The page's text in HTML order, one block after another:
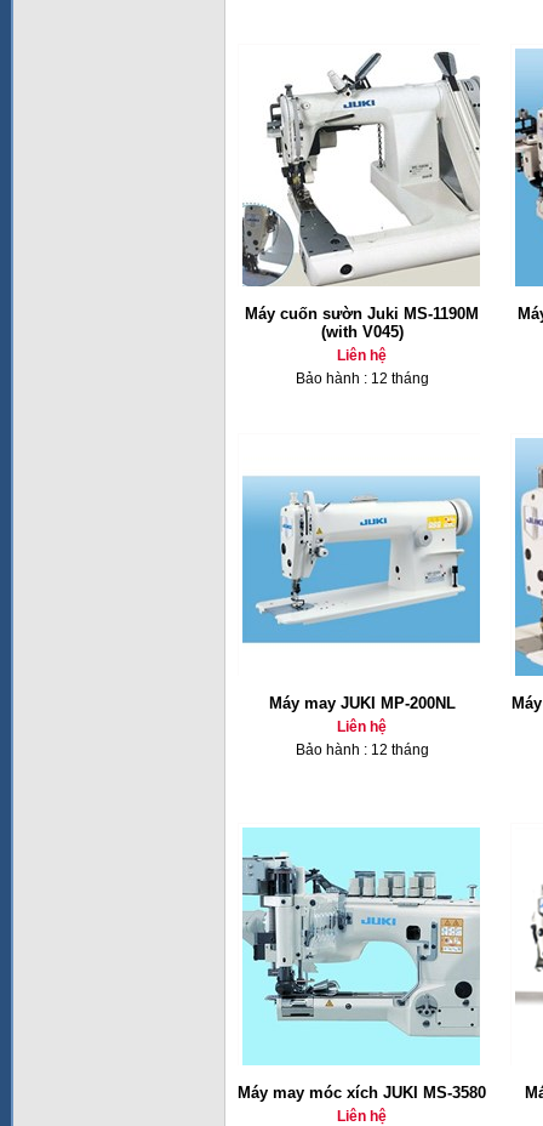
Máy cuốn sườn Juki MS-1190M
(with V045)
Liên hệ
Bảo hành : 12 tháng
Máy may JUKI MP-200NL
Liên hệ
Bảo hành : 12 tháng
Máy may móc xích JUKI MS-3580
Liên hệ